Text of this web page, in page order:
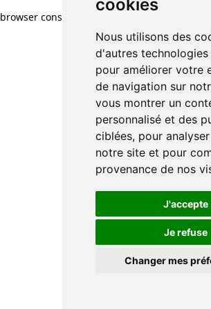
cookies
Nous utilisons des
d'autres technologies
pour améliorer votre
de navigation sur
vous montrer un
personnalisé et des
ciblées, pour
notre site et pour
provenance de nos
J'accepte
Je refuse
Changer mes
browser console for more information)